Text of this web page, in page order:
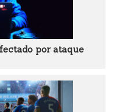
por ataque